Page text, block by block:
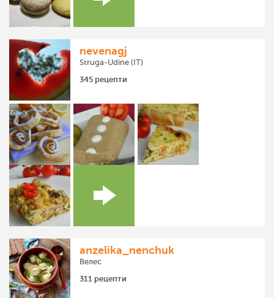
nevenagj
Struga-Udine (IT)
345 рецепти
anzelika_nenchuk
Велес
311 рецепти